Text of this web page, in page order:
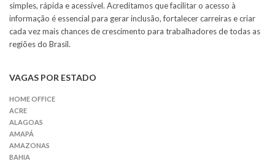
simples, rápida e acessível. Acreditamos que facilitar o acesso à
informação é essencial para gerar inclusão, fortalecer carreiras e criar
cada vez mais chances de crescimento para trabalhadores de todas as
regiões do Brasil.
VAGAS POR ESTADO
HOME OFFICE
ACRE
ALAGOAS
AMAPÁ
AMAZONAS
BAHIA